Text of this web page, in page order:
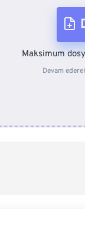
Maksimum
Devam